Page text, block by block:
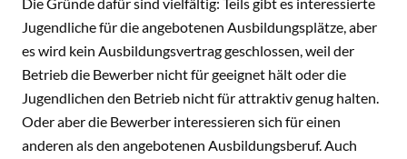
Jugendliche für die angebotenen Ausbildungsplätze, aber
es wird kein Ausbildungsvertrag geschlossen, weil der
Betrieb die Bewerber nicht für geeignet hält oder die
Jugendlichen den Betrieb nicht für attraktiv genug halten.
Oder aber die Bewerber interessieren sich für einen
anderen als den angebotenen Ausbildungsberuf. Auch